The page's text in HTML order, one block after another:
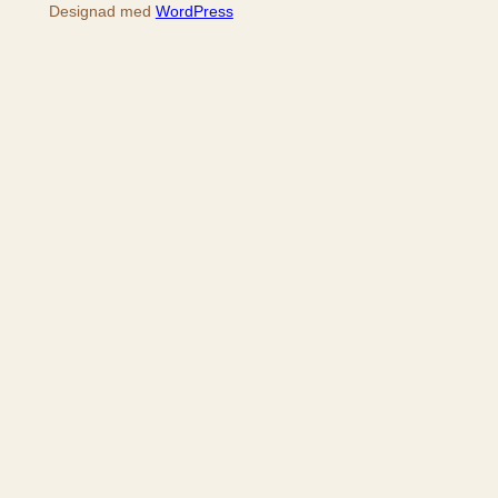
Designad med WordPress